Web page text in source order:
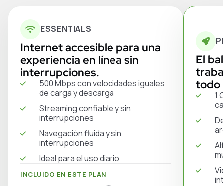
ESSENTIALS
Internet accesible para una
experiencia en línea sin
interrupciones.
500 Mbps con velocidades iguales
de carga y descarga
Streaming confiable y sin
interrupciones
Navegación fluida y sin
interrupciones
Ideal para el uso diario
INCLUIDO EN ESTE PLAN
El
todo
1